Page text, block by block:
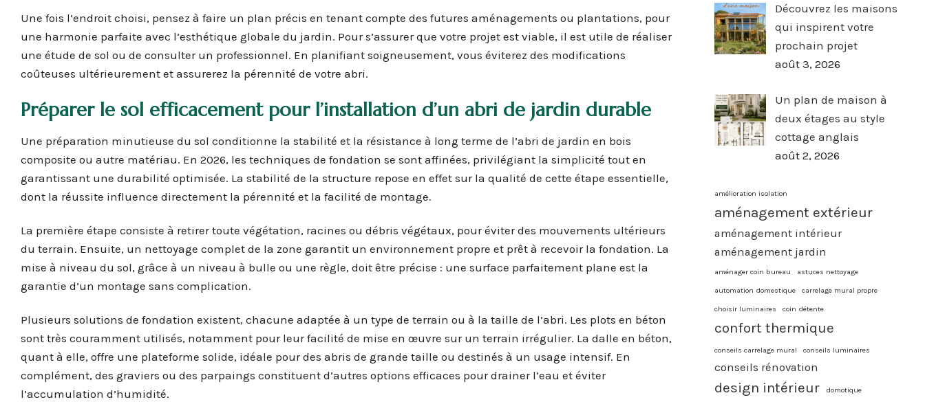
Une fois l’endroit choisi, pensez à faire un plan précis en tenant compte des futures aménagements ou plantations, pour
une harmonie parfaite avec l’esthétique globale du jardin. Pour s’assurer que votre projet est viable, il est utile de réaliser
une étude de sol ou de consulter un professionnel. En planifiant soigneusement, vous éviterez des modifications
coûteuses ultérieurement et assurerez la pérennité de votre abri.
Préparer le sol efficacement pour l’installation d’un abri de jardin durable
Une préparation minutieuse du sol conditionne la stabilité et la résistance à long terme de l’abri de jardin en bois
composite ou autre matériau. En 2026, les techniques de fondation se sont affinées, privilégiant la simplicité tout en
garantissant une durabilité optimisée. La stabilité de la structure repose en effet sur la qualité de cette étape essentielle,
dont la réussite influence directement la pérennité et la facilité de montage.
La première étape consiste à retirer toute végétation, racines ou débris végétaux, pour éviter des mouvements ultérieurs
du terrain. Ensuite, un nettoyage complet de la zone garantit un environnement propre et prêt à recevoir la fondation. La
mise à niveau du sol, grâce à un niveau à bulle ou une règle, doit être précise : une surface parfaitement plane est la
garantie d’un montage sans complication.
Plusieurs solutions de fondation existent, chacune adaptée à un type de terrain ou à la taille de l’abri. Les plots en béton
sont très couramment utilisés, notamment pour leur facilité de mise en œuvre sur un terrain irrégulier. La dalle en béton,
quant à elle, offre une plateforme solide, idéale pour des abris de grande taille ou destinés à un usage intensif. En
complément, des graviers ou des parpaings constituent d’autres options efficaces pour drainer l’eau et éviter
l’accumulation d’humidité.
Découvrez les maisons
qui inspirent votre
prochain projet
août 3, 2026
Un plan de maison à
deux étages au style
cottage anglais
août 2, 2026
amélioration isolation
aménagement extérieur
aménagement intérieur
aménagement jardin
aménager coin bureau astuces nettoyage
automation domestique carrelage mural propre
choisir luminaires coin détente
confort thermique
conseils carrelage mural conseils luminaires
conseils rénovation
design intérieur domotique